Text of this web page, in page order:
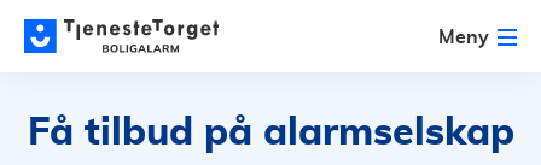
Meny
Få tilbud på alarmselskap